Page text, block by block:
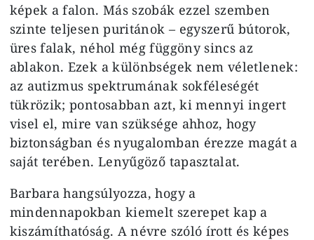
képek a falon. Más szobák ezzel szemben
szinte teljesen puritánok – egyszerű bútorok,
üres falak, néhol még függöny sincs az
ablakon. Ezek a különbségek nem véletlenek:
az autizmus spektrumának sokféleségét
tükrözik; pontosabban azt, ki mennyi ingert
visel el, mire van szüksége ahhoz, hogy
biztonságban és nyugalomban érezze magát a
saját terében. Lenyűgöző tapasztalat.
Barbara hangsúlyozza, hogy a
mindennapokban kiemelt szerepet kap a
kiszámíthatóság. A névre szóló írott és képes